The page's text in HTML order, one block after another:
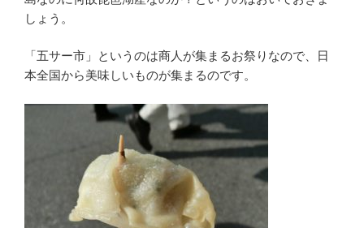
しょう。
「五サー市」というのは商人が集まるお祭りなので、日
本全国から美味しいものが集まるのです。